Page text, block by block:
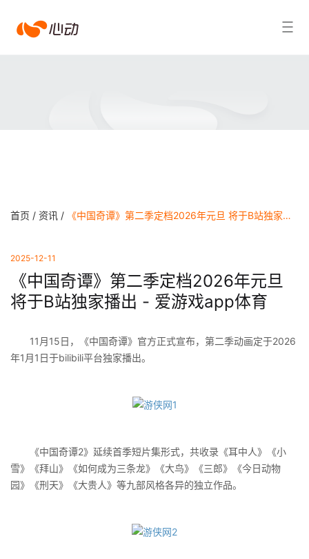
爱搜索结果
首页 / 资讯 / 《中国奇谭》第二季定档2026年元旦 将于B站独家播出 - 爱游戏app体育
2025-12-11
《中国奇谭》第二季定档2026年元旦
将于B站独家播出 - 爱游戏app体育
11月15日，《中国奇谭》官方正式宣布，第二季动画定于2026
年1月1日于bilibili平台独家播出。
《中国奇谭2》延续首季短片集形式，共收录《耳中人》《小
雪》《拜山》《如何成为三条龙》《大鸟》《三郎》《今日动物
园》《刑天》《大贵人》等九部风格各异的独立作品。